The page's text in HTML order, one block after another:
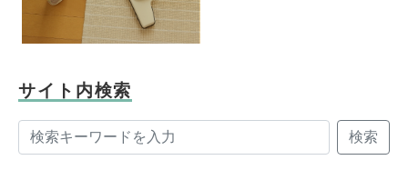
サイト内検索
検索